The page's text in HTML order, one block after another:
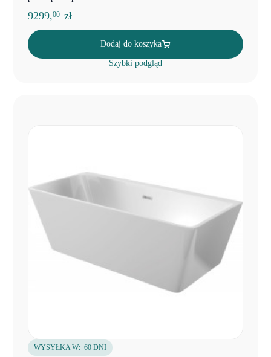
9299,00 zł
Dodaj do koszyka
Szybki podgląd
WYSYŁKA W: 60 DNI